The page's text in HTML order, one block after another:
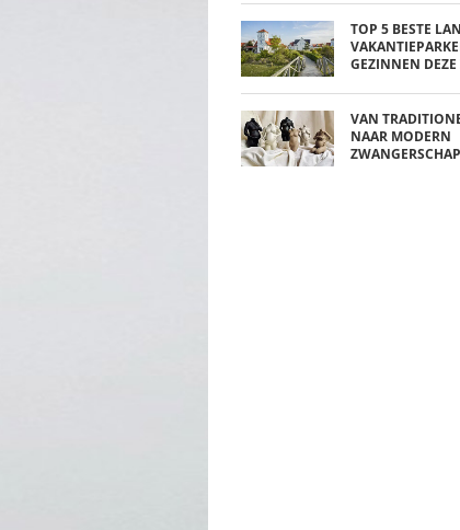
TOP 5 BESTE
GEZINNEN
VAN
NAAR MODERN